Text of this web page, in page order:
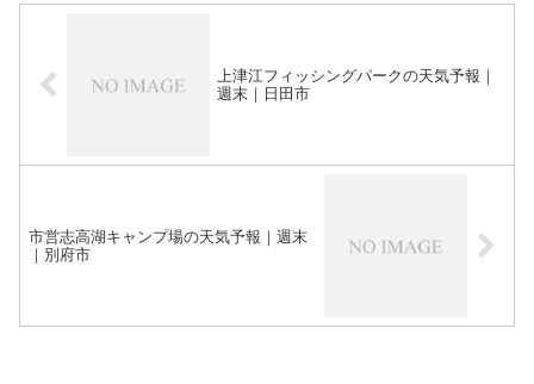
上津江フィッシングパークの天気予報｜
週末｜日田市
市営志高湖キャンプ場の天気予報｜週末
｜別府市